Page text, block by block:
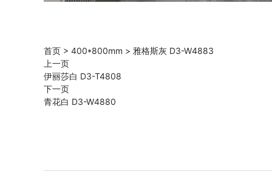
首页 > 400*800mm > 雅格斯灰 D3-W4883
上一页
伊丽莎白 D3-T4808
下一页
青花白 D3-W4880